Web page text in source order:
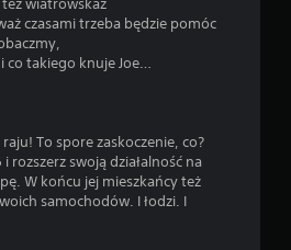
wiatrowskaz
czasami trzeba będzie pomóc
co takiego knuje Joe…
To spore zaskoczenie, co?
rozszerz swoją działalność na
W końcu jej mieszkańcy też
samochodów. I łodzi. I